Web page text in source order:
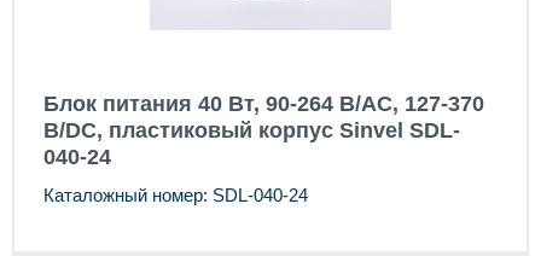
Блок питания 40 Вт, 90-264 В/AC, 127-370
В/DC, пластиковый корпус Sinvel SDL-
040-24
Каталожный номер: SDL-040-24